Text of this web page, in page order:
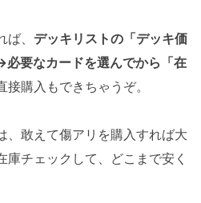
、 デッキリストの「デッキ価
要なカードを選んでから「在
接購入もできちゃうぞ。
、敢えて傷アリを購入すれば大
庫チェックして、どこまで安く